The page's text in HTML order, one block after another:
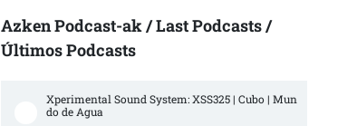
Azken Podcast-ak / Last Podcasts /
Últimos Podcasts
Xperimental Sound System: XSS325 | Cubo | Mun
do de Agua